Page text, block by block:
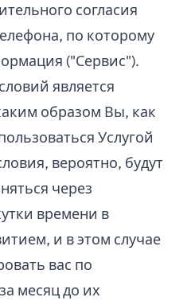
согласия
по которому
("Сервис").
является
образом Вы, как
Услугой
вероятно, будут
через
времени в
и в этом случае
вас по
месяц до их